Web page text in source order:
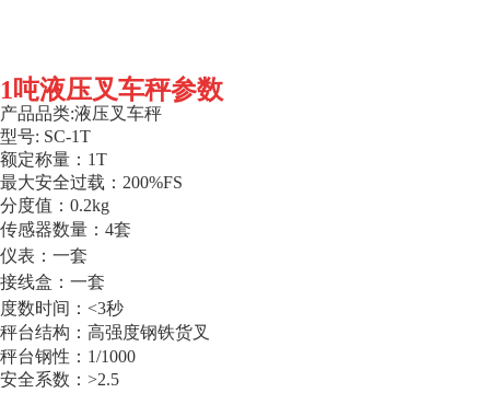
1吨液压叉车秤参数
产品品类:液压叉车秤
型号: SC-1T
额定称量：1T
最大安全过载： 200%FS
分度值：0.2kg
传感器数量：4套
仪表：一套
接线盒：一套
度数时间： <3秒
秤台结构：高强度钢铁货叉
秤台钢性： 1/1000
安全系数： >2.5